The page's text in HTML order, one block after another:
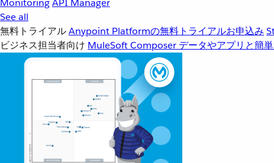
MonitoringAPI Manager
See all
無料トライアルAnypoint Platformの無料トライアルお申込み
ビジネス担当者向け MuleSoft Composer データやアプリと簡